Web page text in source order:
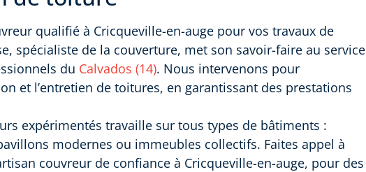
qualifié à Cricqueville-en-auge pour vos travaux de
spécialiste de la couverture, met son savoir-faire au service
du Calvados (14). Nous intervenons pour
et l’entretien de toitures, en garantissant des prestations
expérimentés travaille sur tous types de bâtiments :
modernes ou immeubles collectifs. Faites appel à
couvreur de confiance à Cricqueville-en-auge, pour des